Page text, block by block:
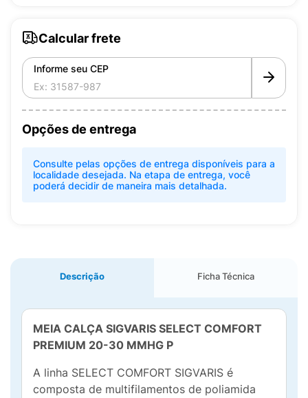
Calcular frete
Informe seu CEP
Opções de entrega
Consulte pelas opções de entrega disponíveis para a
localidade desejada. Na etapa de entrega, você
poderá decidir de maneira mais detalhada.
Descrição Ficha Técnica
MEIA CALÇA SIGVARIS SELECT COMFORT
PREMIUM 20-30 MMHG P
A linha SELECT COMFORT SIGVARIS é
composta de multifilamentos de poliamida